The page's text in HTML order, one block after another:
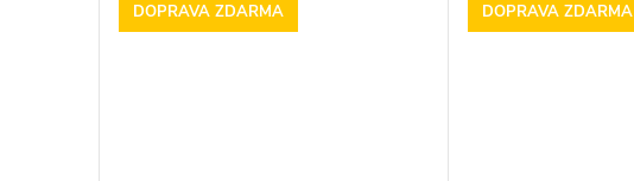
DOPRAVA ZDARMA DOPRAVA ZDARMA